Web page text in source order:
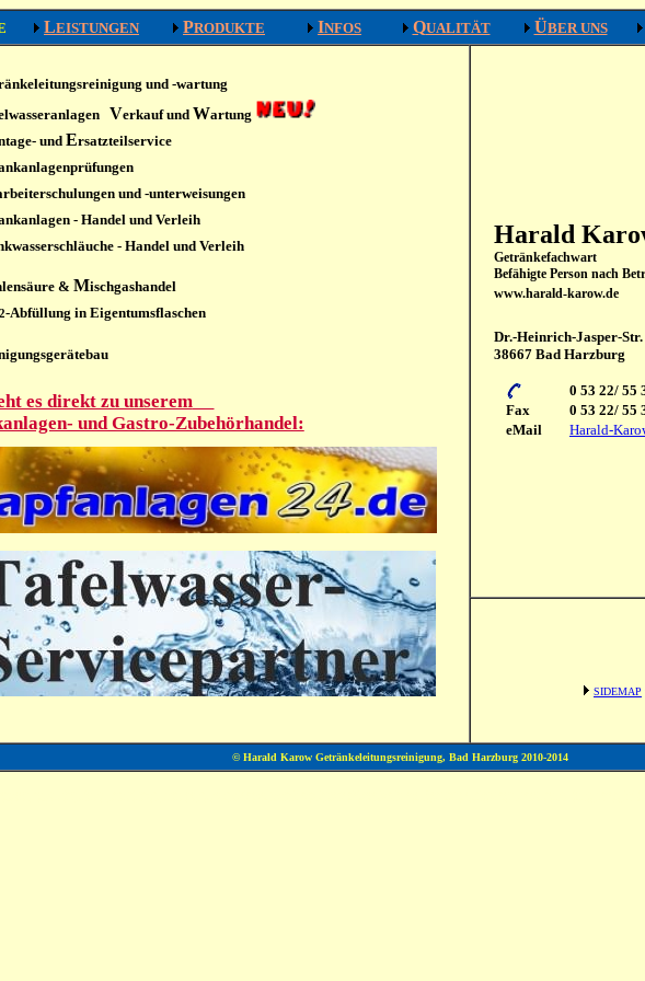
LEISTUNGEN PRODUKTE INFOS QUALITÄT ÜBER UNS
und -wartung
Verkauf und Wartung
und Ersatzteilservice
und -unterweisungen
- Handel und Verleih
- Handel und Verleih
& Mischgashandel
-Abfüllung in Eigentumsflaschen
es direkt zu unserem
und Gastro-Zubehörhandel:
Harald
Getränkefachwart
Befähigte Person nach
www.harald-karow.de
Dr.-Heinrich-Jasper-Str.
38667 Bad Harzburg
0 53 22/ 55
Fax
0 53 22/ 55
eMail
Harald-
SIDEMAP
© Harald Karow Getränkeleitungsreinigung, Bad Harzburg 2010-2014